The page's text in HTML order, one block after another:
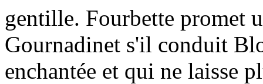
gentille. Fourbette promet
Gournadinet s'il conduit
enchantée et qui ne laisse